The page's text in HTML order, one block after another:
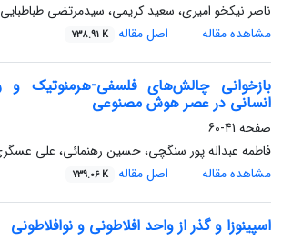
ناصر نیکخو امیری، سعید کریمی، سیدمرتضی طباطبایی
مشاهده مقاله
اصل مقاله 738.91 K
بازخوانی چالش‌های فلسفی-هرمنوتیک و
انسانی در عصر هوش مصنوعی
صفحه 41-60
فاطمه عبداله پور سنگچی، حسین رهنمائی، علی
مشاهده مقاله
اصل مقاله 739.06 K
اسپینوزا و گذر از واحد افلاطونی و نوافلاطونی